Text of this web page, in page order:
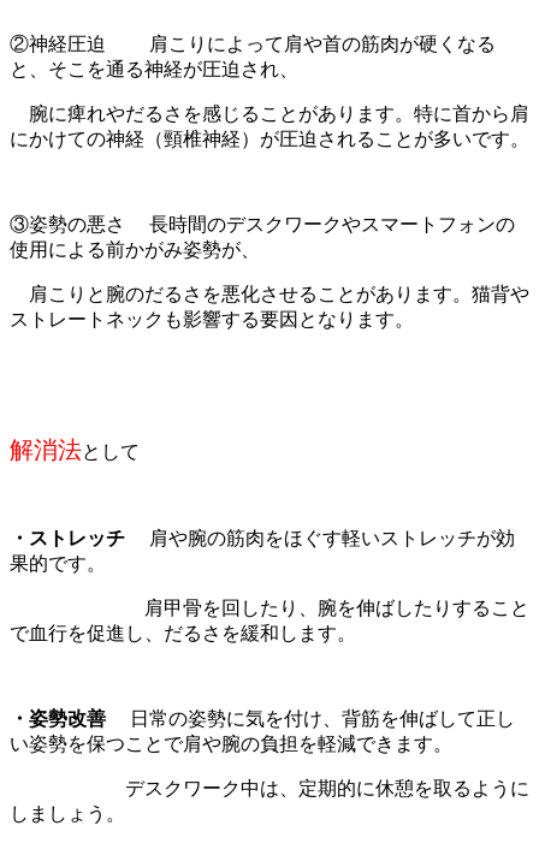
②神経圧迫 肩こりによって肩や首の筋肉が硬くなる
と、そこを通る神経が圧迫され、
腕に痺れやだるさを感じることがあります。特に首から肩
にかけての神経（頸椎神経）が圧迫されることが多いです。
③姿勢の悪さ 長時間のデスクワークやスマートフォンの
使用による前かがみ姿勢が、
肩こりと腕のだるさを悪化させることがあります。猫背や
ストレートネックも影響する要因となります。
解消法として
・ストレッチ
肩や腕の筋肉をほぐす軽いストレッチが効
果的です。
肩甲骨を回したり、腕を伸ばしたりすること
で血行を促進し、だるさを緩和します。
・姿勢改善
日常の姿勢に気を付け、背筋を伸ばして正し
い姿勢を保つことで肩や腕の負担を軽減できます。
デスクワーク中は、定期的に休憩を取るように
しましょう。